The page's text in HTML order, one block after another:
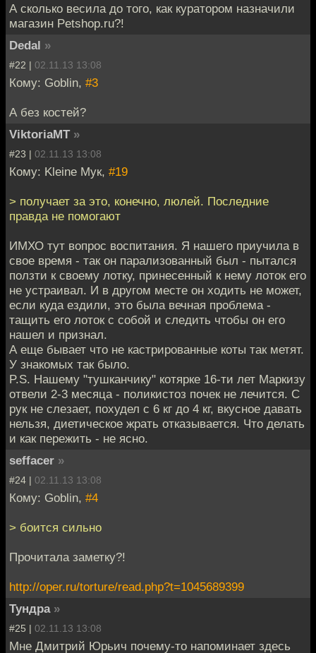
А сколько весила до того, как куратором назначили
магазин Petshop.ru?!
Dedal »
#22 | 02.11.13 13:08
Кому: Goblin, #3
А без костей?
ViktoriaMT »
#23 | 02.11.13 13:08
Кому: Kleine Мук, #19
> получает за это, конечно, люлей. Последние
правда не помогают
ИМХО тут вопрос воспитания. Я нашего приучила в
свое время - так он парализованный был - пытался
ползти к своему лотку, принесенный к нему лоток его
не устраивал. И в другом месте он ходить не может,
если куда ездили, это была вечная проблема -
тащить его лоток с собой и следить чтобы он его
нашел и признал.
А еще бывает что не кастрированные коты так метят.
У знакомых так было.
P.S. Нашему "тушканчику" котярке 16-ти лет Маркизу
отвели 2-3 месяца - поликистоз почек не лечится. С
рук не слезает, похудел с 6 кг до 4 кг, вкусное давать
нельзя, диетическое жрать отказывается. Что делать
и как пережить - не ясно.
seffacer »
#24 | 02.11.13 13:08
Кому: Goblin, #4
> боится сильно
Прочитала заметку?!
http://oper.ru/torture/read.php?t=1045689399
Тундра »
#25 | 02.11.13 13:08
Мне Дмитрий Юрьич почему-то напоминает здесь